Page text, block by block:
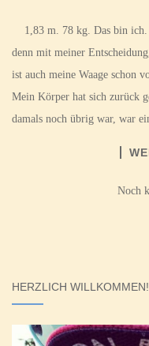
1,83 m. 78 kg. Das bin ich.
denn mit meiner
ist auch meine Waage schon
Mein Körper hat sich zurück
damals noch übrig war, war
Noch
HERZLICH WILLKOMMEN!